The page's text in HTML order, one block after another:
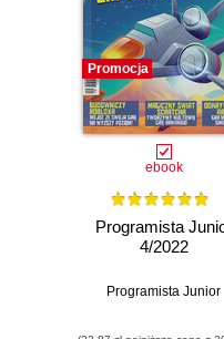
Promocja
ebook
Programista
4/2022
Programista Junior